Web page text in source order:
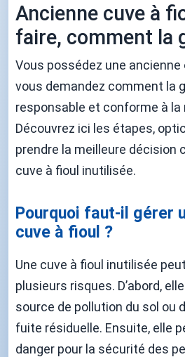
Ancienne cuve à
faire, comment la
Vous possédez une
vous demandez comment la
responsable et conforme à
Découvrez ici les étapes,
prendre la meilleure décision
cuve à fioul inutilisée.
Pourquoi faut-il gérer
cuve à fioul ?
Une cuve à fioul inutilisée
plusieurs risques. D’abord,
source de pollution du sol ou
fuite résiduelle. Ensuite, elle
danger pour la sécurité des